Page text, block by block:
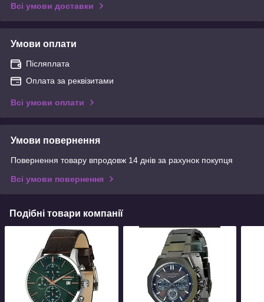
Всі умови доставки
Умови оплати
Післяплата
Оплата за реквізитами
Всі умови оплати
Умови повернення
Повернення товару впродовж 14 днів за рахунок покупця
Всі умови повернення
Подібні товари компанії